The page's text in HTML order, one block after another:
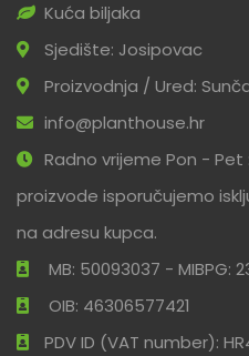
Kuća biljaka
Sjedište: Josipovac
Proizvodnja / Ured:
info@planthouse.hr
Radno vrijeme Pon - Pet
proizvode isporučujemo
na adresu kupca.
MB: 50093037 - MIBPG:
OIB: 46306577421
PDV ID (VAT number):